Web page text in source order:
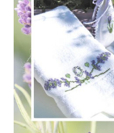
Mein Konto